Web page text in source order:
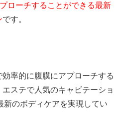
ローチすることができる最新
です。
率的に腹膜にアプローチする
ステで人気のキャビテーショ
新のボディケアを実現してい